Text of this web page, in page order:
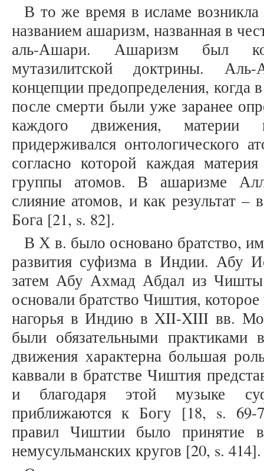
В то же время в исламе возникла
названием ашаризм, названная в
аль-Ашари. Ашаризм был
мутазилитской доктрины.
концепции предопределения, когда
после смерти были уже заранее
каждого движения,
придерживался онтологического
согласно которой каждая
группы атомов. В ашаризме
слияние атомов, и как результат –
Бога [21, s. 82].
В Х в. было основано братство,
развития суфизма в Индии. Абу
затем Абу Ахмад Абдал из Чишты
основали братство Чиштия,
нагорья в Индию в XII-XIII вв.
были обязательными практиками
движения характерна большая
каввали в братстве Чиштия
и благодаря этой музыке
приближаются к Богу [18, s. 69-
правил Чиштии было принятие
немусульманских кругов [20, s. 414].